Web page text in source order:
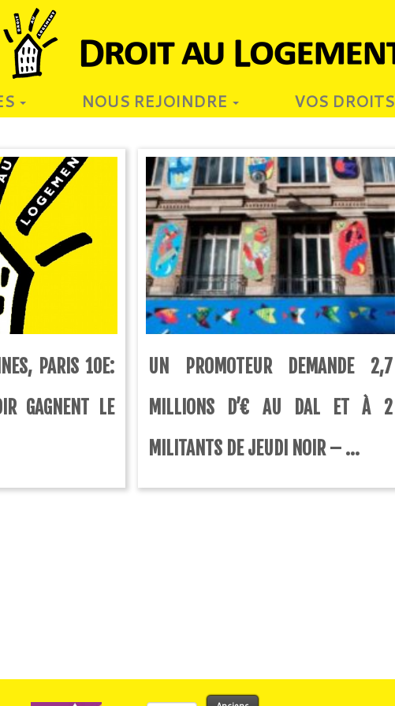
NOUS REJOINDRE VOS DROITS
PARIS 10E:
GAGNENT LE
UN PROMOTEUR DEMANDE 2,7
MILLIONS D’€ AU DAL ET À 2
MILITANTS DE JEUDI NOIR – ...